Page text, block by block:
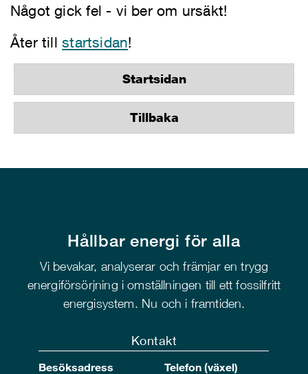
Något gick fel - vi ber om ursäkt!
Åter tillstartsidan!
Startsidan
Tillbaka
Hållbar energi för alla
Vi bevakar, analyserar och främjar en trygg
energiförsörjning i omställningen till ett fossilfritt
energisystem. Nu och i framtiden.
Kontakt
Besöksadress
Telefon (växel)